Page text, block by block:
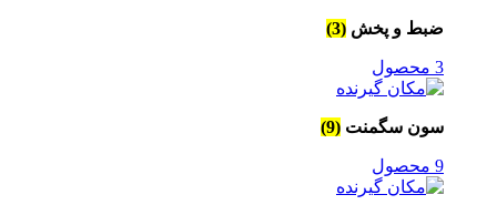
ضبط و پخش (3)
3 محصول
سون سگمنت (9)
9 محصول